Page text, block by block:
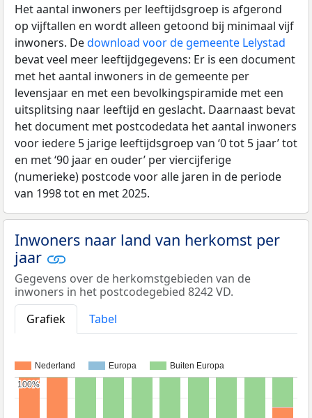
Het aantal inwoners per leeftijdsgroep is afgerond
op vijftallen en wordt alleen getoond bij minimaal vijf
inwoners. Dedownload voor de gemeente Lelystad
bevat veel meer leeftijdgegevens: Er is een document
met het aantal inwoners in de gemeente per
levensjaar en met een bevolkingspiramide met een
uitsplitsing naar leeftijd en geslacht. Daarnaast bevat
het document met postcodedata het aantal inwoners
voor iedere 5 jarige leeftijdsgroep van ‘0 tot 5 jaar’ tot
en met ‘90 jaar en ouder’ per viercijferige
(numerieke) postcode voor alle jaren in de periode
van 1998 tot en met 2025.
Inwoners naar land van herkomst per
jaar
Gegevens over de herkomstgebieden van de
inwoners in het postcodegebied 8242 VD.
Grafiek
Tabel
Nederland Europa Buiten Europa
100%
100%